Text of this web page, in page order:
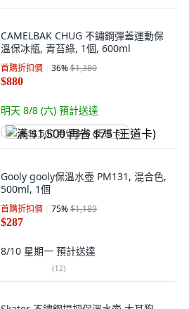
CAMELBAK CHUG 不鏽鋼彈蓋運動保
溫保冰瓶, 青苔綠, 1個, 600ml
首購折扣價 36%$1,380
$880
明天 8/8 (六) 預計送達
满 $1,500 再省 $75 (王道卡)
Gooly gooly保溫水壺 PM131, 混合色,
500ml, 1個
首購折扣價 75%$1,189
$287
8/10 星期一 預計送達
(12)